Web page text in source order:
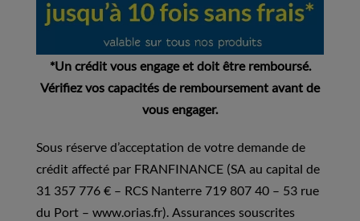
*Un crédit vous engage et doit être remboursé.
Vérifiez vos capacités de remboursement avant de
vous engager.
Sous réserve d’acceptation de votre demande de
crédit affecté par FRANFINANCE (SA au capital de
31 357 776 € – RCS Nanterre 719 807 40 – 53 rue
du Port – www.orias.fr). Assurances souscrites